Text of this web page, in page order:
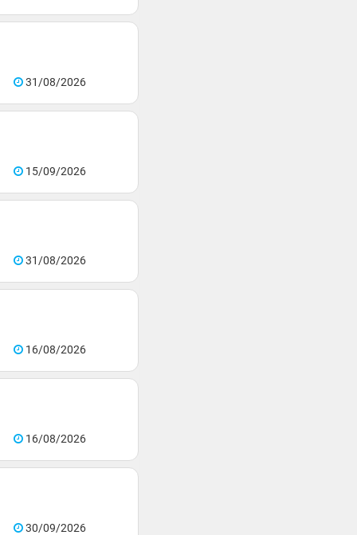
31/08/2026
15/09/2026
31/08/2026
16/08/2026
16/08/2026
30/09/2026